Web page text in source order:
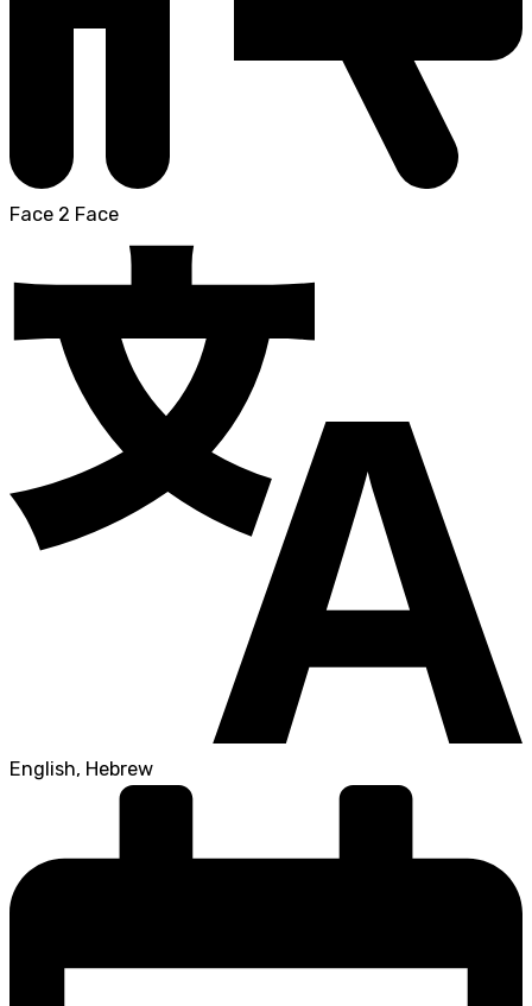
Face 2 Face
English, Hebrew